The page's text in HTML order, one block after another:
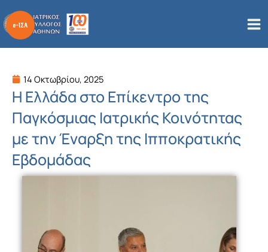
στο
περιεχόμενο
14 Οκτωβρίου, 2025
Η Ελλάδα στο Επίκεντρο της
Παγκόσμιας Ιατρικής Κοινότητας
με την Έναρξη της Ιπποκρατικής
Εβδομάδας